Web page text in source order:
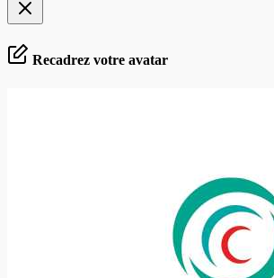
Recadrez votre avatar